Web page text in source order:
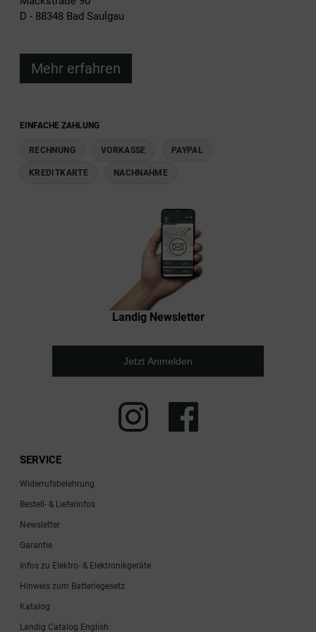
D - 88348 Bad Saulgau
Mehr erfahren
EINFACHE ZAHLUNG
RECHNUNG VORKASSE PAYPAL
KREDITKARTE NACHNAHME
Landig Newsletter
Jetzt Anmelden
SERVICE
Widerrufsbelehrung
Bestell- & Lieferinfos
Newsletter
Garantie
Infos zu Elektro- & Elektronikgeräte
Hinweis zum Batteriegesetz
Katalog
Landig Catalog English